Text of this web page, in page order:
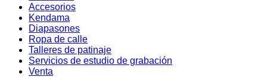
Accesorios
Kendama
Diapasones
Ropa de calle
Talleres de patinaje
Servicios de estudio de grabación
Venta